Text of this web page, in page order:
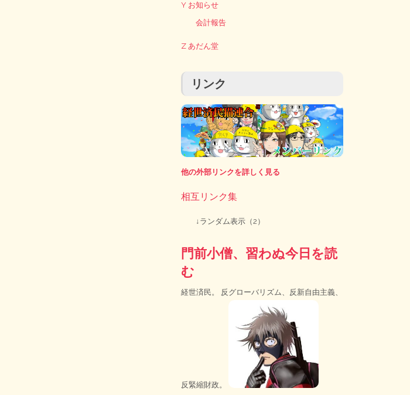
Y お知らせ
会計報告
Z あだん堂
リンク
他の外部リンクを詳しく見る
相互リンク集
↓ランダム表示（2）
門前小僧、習わぬ今日を読
む
経世済民。 反グローバリズム、反新自由主義、
反緊縮財政。